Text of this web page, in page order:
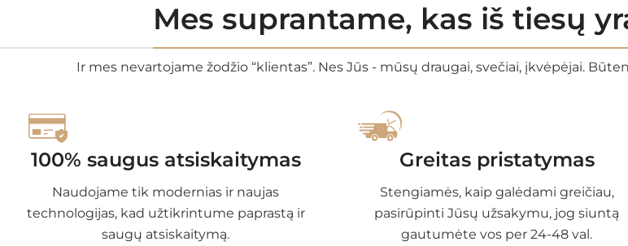
Mes suprantame, kas iš tiesų
Ir mes nevartojame žodžio “klientas”. Nes Jūs - mūsų draugai, svečiai, įkvėpėjai.
100% saugus atsiskaitymas
Naudojame tik modernias ir naujas
technologijas, kad užtikrintume paprastą ir
saugų atsiskaitymą.
Greitas pristatymas
Stengiamės, kaip galėdami greičiau,
pasirūpinti Jūsų užsakymu, jog siuntą
gautumėte vos per 24-48 val.